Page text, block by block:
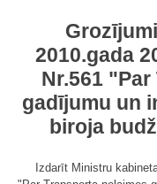
2010.gada
Nr.561
gadījumu un
biroja
Izdarīt Ministru